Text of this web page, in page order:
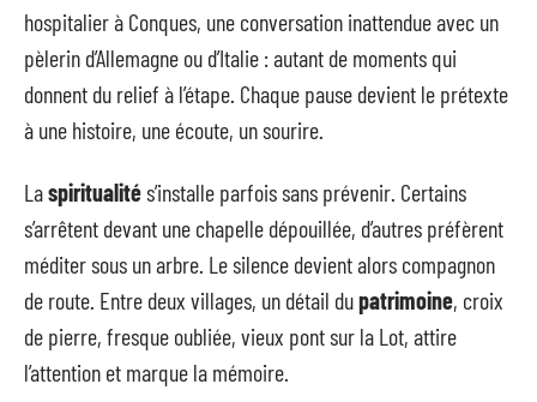
hospitalier à Conques, une conversation inattendue avec un
pèlerin d’Allemagne ou d’Italie : autant de moments qui
donnent du relief à l’étape. Chaque pause devient le prétexte
à une histoire, une écoute, un sourire.
Laspiritualités’installe parfois sans prévenir. Certains
s’arrêtent devant une chapelle dépouillée, d’autres préfèrent
méditer sous un arbre. Le silence devient alors compagnon
de route. Entre deux villages, un détail dupatrimoine, croix
de pierre, fresque oubliée, vieux pont sur la Lot, attire
l’attention et marque la mémoire.